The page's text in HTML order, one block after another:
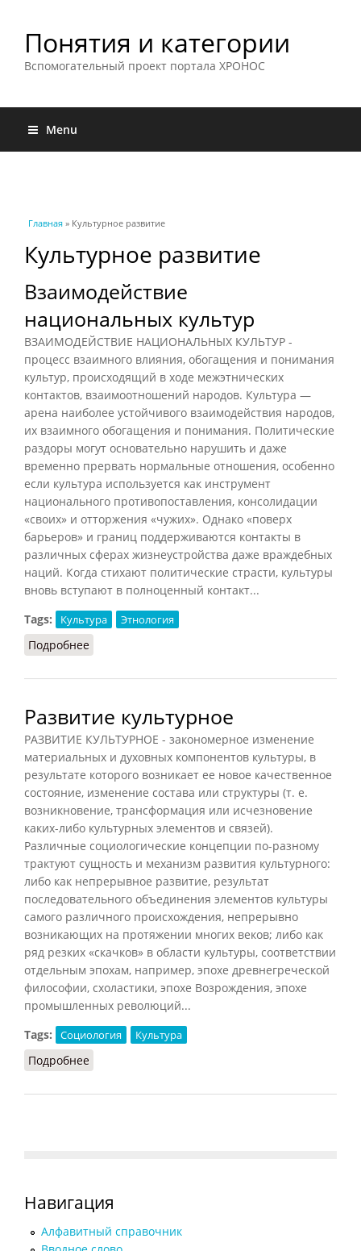
Понятия и категории
Вспомогательный проект портала ХРОНОС
Menu
Вы здесь
Главная » Культурное развитие
Культурное развитие
Взаимодействие
национальных культур
ВЗАИМОДЕЙСТВИЕ НАЦИОНАЛЬНЫХ КУЛЬТУР -
процесс взаимного влияния, обогащения и понимания
культур, происходящий в ходе межэтнических
контактов, взаимоотношений народов. Культура —
арена наиболее устойчивого взаимодействия народов,
их взаимного обогащения и понимания. Политические
раздоры могут основательно нарушить и даже
временно прервать нормальные отношения, особенно
если культура используется как инструмент
национального противопоставления, консолидации
«своих» и отторжения «чужих». Однако «поверх
барьеров» и границ поддерживаются контакты в
различных сферах жизнеустройства даже враждебных
наций. Когда стихают политические страсти, культуры
вновь вступают в полноценный контакт...
Tags:
Культура Этнология
Подробнее
Развитие культурное
РАЗВИТИЕ КУЛЬТУРНОЕ - закономерное изменение
материальных и духовных компонентов культуры, в
результате которого возникает ее новое качественное
состояние, изменение состава или структуры (т. е.
возникновение, трансформация или исчезновение
каких-либо культурных элементов и связей).
Различные социологические концепции по-разному
трактуют сущность и механизм развития культурного:
либо как непрерывное развитие, результат
последовательного объединения элементов культуры
самого различного происхождения, непрерывно
возникающих на протяжении многих веков; либо как
ряд резких «скачков» в области культуры, соответствии
отдельным эпохам, например, эпохе древнегреческой
философии, схоластики, эпохе Возрождения, эпохе
промышленных революций...
Tags:
Социология Культура
Подробнее
Навигация
Алфавитный справочник